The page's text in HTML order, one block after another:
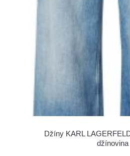
Džíny KARL
džínovina